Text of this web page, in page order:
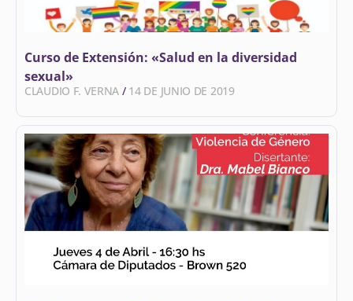
Curso de Extensión: «Salud en la diversidad
sexual»
CLAUDIO F. VERNA 14 DE JUNIO DE 2019